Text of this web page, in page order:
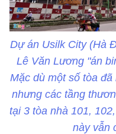
Dự án Usilk City (Hà
Lê Văn Lương "án
Mặc dù một số tòa
nhưng các tầng
tại 3 tòa nhà 101,
này vẫn